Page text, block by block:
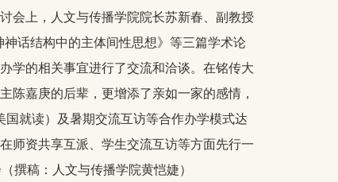
会上，人文与传播学院院长苏新春、副教授
话结构中的主体间性思想》等三篇学术论
学的相关事宜进行了交流和洽谈。在铭传大
陈嘉庚的后辈，更增添了亲如一家的感情，
就读）及暑期交流互访等合作办学模式达
师资共享互派、学生交流互访等方面先行一
撰稿：人文与传播学院黄恺婕）